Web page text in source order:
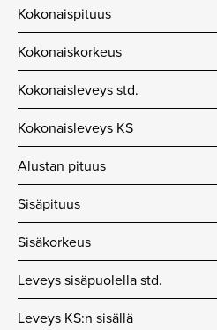
Kokonaispituus
Kokonaiskorkeus
Kokonaisleveys std.
Kokonaisleveys KS
Alustan pituus
Sisäpituus
Sisäkorkeus
Leveys sisäpuolella std.
Leveys KS:n sisällä